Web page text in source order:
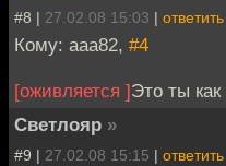
#8 | 27.02.08 15:03 | ответить
Кому: aaa82, #4
[оживляется ]Это ты
Светлояр »
#9 | 27.02.08 15:15 | ответить